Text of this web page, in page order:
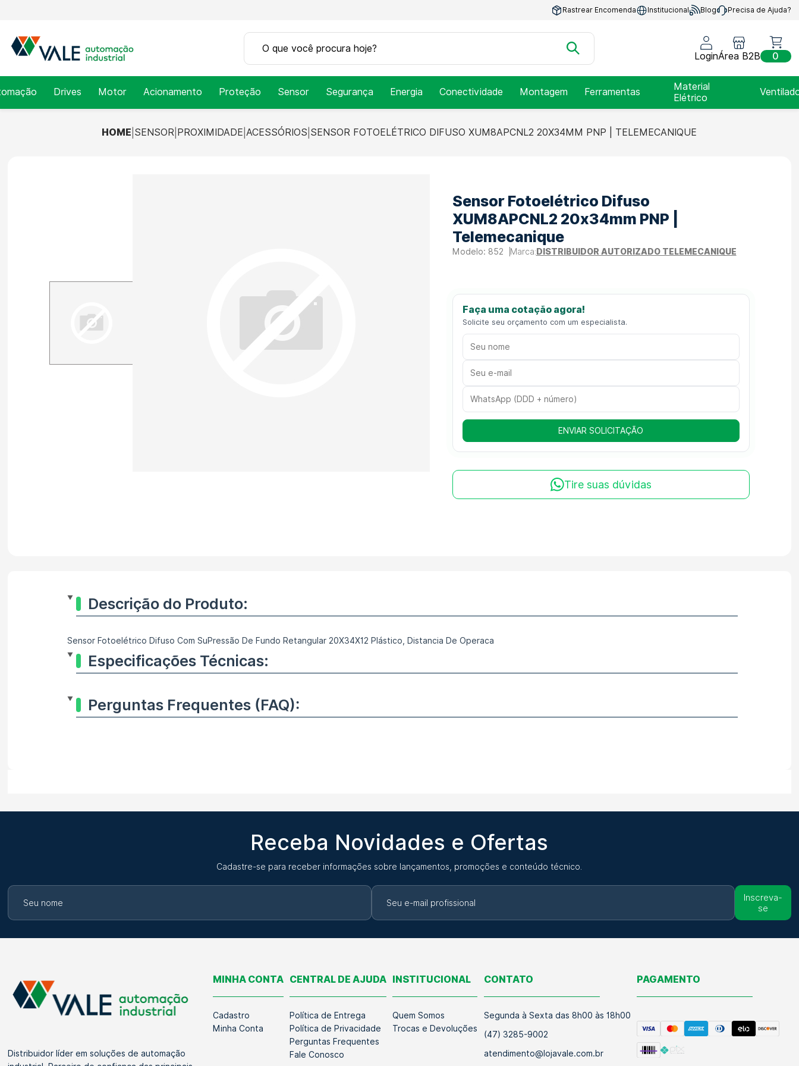
Rastrear Encomenda Institucional Blog Precisa de Ajuda?
LoginÁrea B2B 0
Drives Motor Acionamento Proteção Sensor Segurança Energia Conectividade Montagem Ferramentas
Material
Elétrico
HOME SENSOR PROXIMIDADE ACESSÓRIOS SENSOR FOTOELÉTRICO DIFUSO XUM8APCNL2 20X34MM PNP | TELEMECANIQUE
Sensor Fotoelétrico Difuso
XUM8APCNL2 20x34mm PNP |
Telemecanique
852 DISTRIBUIDOR AUTORIZADO TELEMECANIQUE
Faça uma cotação agora!
Solicite seu orçamento com um especialista.
ENVIAR SOLICITAÇÃO
Tire suas dúvidas
Descrição do Produto:
Sensor Fotoelétrico Difuso Com SuPressão De Fundo Retangular 20X34X12 Plástico, Distancia De Operaca
Especificações Técnicas:
Perguntas Frequentes (FAQ):
Receba Novidades e Ofertas
Cadastre-se para receber informações sobre lançamentos, promoções e conteúdo técnico.
Inscreva-
se
Distribuidor líder em soluções de automação
MINHA CONTA
Cadastro
Minha Conta
CENTRAL DE AJUDA
Política de Entrega
Política de Privacidade
Perguntas Frequentes
Fale Conosco
INSTITUCIONAL
Quem Somos
Trocas e Devoluções
CONTATO
Segunda à Sexta das 8h00 às 18h00
(47) 3285-9002
atendimento@lojavale.com.br
PAGAMENTO